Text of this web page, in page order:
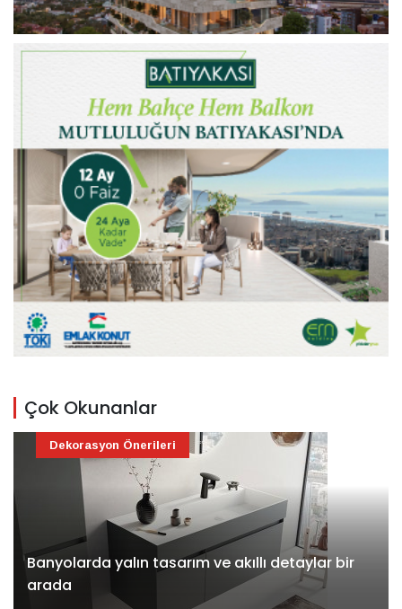
Çok Okunanlar
Banyolarda yalın tasarım ve akıllı detaylar bir
arada
Dekorasyon Önerileri